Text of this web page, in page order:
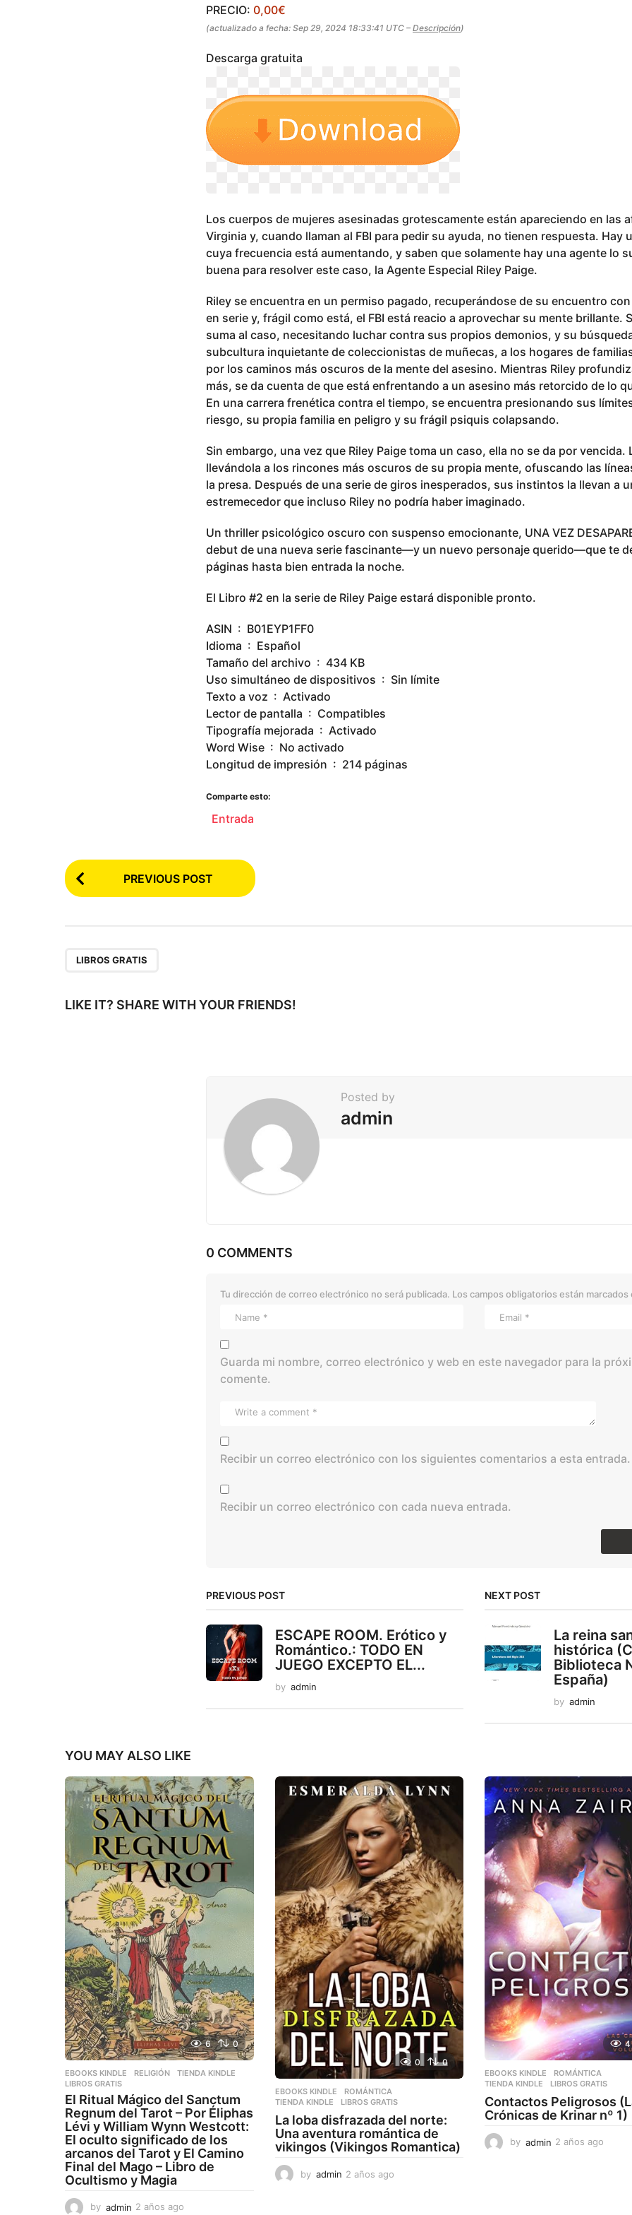
o
PRECIO: 0,00€
(actualizado a fecha: Sep 29, 2024 18:33:41 UTC – Descripción)
Descarga gratuita
Los cuerpos de mujeres asesinadas grotescamente están apareciendo en las
Virginia y, cuando llaman al FBI para pedir su ayuda, no tienen respuesta. Hay
cuya frecuencia está aumentando, y saben que solamente hay una agente lo
buena para resolver este caso, la Agente Especial Riley Paige.
Riley se encuentra en un permiso pagado, recuperándose de su encuentro
en serie y, frágil como está, el FBI está reacio a aprovechar su mente brillante.
suma al caso, necesitando luchar contra sus propios demonios, y su
subcultura inquietante de coleccionistas de muñecas, a los hogares de
por los caminos más oscuros de la mente del asesino. Mientras Riley
más, se da cuenta de que está enfrentando a un asesino más retorcido de lo
En una carrera frenética contra el tiempo, se encuentra presionando sus
riesgo, su propia familia en peligro y su frágil psiquis colapsando.
Sin embargo, una vez que Riley Paige toma un caso, ella no se da por vencida.
llevándola a los rincones más oscuros de su propia mente, ofuscando las
la presa. Después de una serie de giros inesperados, sus instintos la llevan a
estremecedor que incluso Riley no podría haber imaginado.
Un thriller psicológico oscuro con suspenso emocionante, UNA VEZ
debut de una nueva serie fascinante—y un nuevo personaje querido—que te
páginas hasta bien entrada la noche.
El Libro #2 en la serie de Riley Paige estará disponible pronto.
ASIN ‏ : ‎ B01EYP1FF0
Idioma ‏ : ‎ Español
Tamaño del archivo ‏ : ‎ 434 KB
Uso simultáneo de dispositivos ‏ : ‎ Sin límite
Texto a voz ‏ : ‎ Activado
Lector de pantalla ‏ : ‎ Compatibles
Tipografía mejorada ‏ : ‎ Activado
Word Wise ‏ : ‎ No activado
Longitud de impresión ‏ : ‎ 214 páginas
Comparte esto:
Entrada
P
o
P
g
PREVIOUS POST
LIBROS GRATIS
LIKE IT? SHARE WITH YOUR FRIENDS!
Posted by
admin
0 COMMENTS
Tu dirección de correo electrónico no será publicada. Los campos obligatorios están
Guarda mi nombre, correo electrónico y web en este navegador para la
comente.
Recibir un correo electrónico con los siguientes comentarios a esta entrada.
Recibir un correo electrónico con cada nueva entrada.
PREVIOUS POST
ESCAPE ROOM. Erótico y
Romántico.: TODO EN
JUEGO EXCEPTO EL...
by admin
NEXT POST
La reina
histórica
Biblioteca
España)
by admin
YOU MAY ALSO LIKE
6 0
EBOOKS KINDLE ,RELIGIÓN ,TIENDA KINDLE
LIBROS GRATIS
El Ritual Mágico del Sanctum
Regnum del Tarot – Por Éliphas
Lévi y William Wynn Westcott:
El oculto significado de los
arcanos del Tarot y El Camino
Final del Mago – Libro de
Ocultismo y Magia
by admin 2 años ago
0 0
EBOOKS KINDLE ,ROMÁNTICA
TIENDA KINDLE
LIBROS GRATIS
La loba disfrazada del norte:
Una aventura romántica de
vikingos (Vikingos Romantica)
by admin 2 años ago
4
EBOOKS KINDLE ,ROMÁNTICA
TIENDA KINDLE
LIBROS GRATIS
Contactos Peligrosos
Crónicas de Krinar nº 1)
by admin 2 años ago